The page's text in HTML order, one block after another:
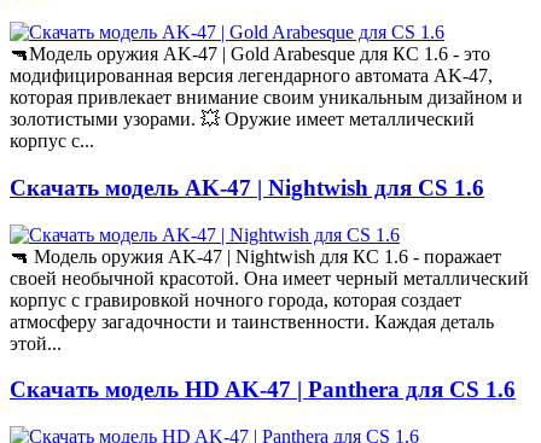
🔫Модель оружия AK-47 | Gold Arabesque для КС 1.6 - это
модифицированная версия легендарного автомата AK-47,
которая привлекает внимание своим уникальным дизайном и
золотистыми узорами. 💥 Оружие имеет металлический
корпус с...
Скачать модель AK-47 | Nightwish для CS 1.6
🔫 Модель оружия AK-47 | Nightwish для КС 1.6 - поражает
своей необычной красотой. Она имеет черный металлический
корпус с гравировкой ночного города, которая создает
атмосферу загадочности и таинственности. Каждая деталь
этой...
Скачать модель HD AK-47 | Panthera для CS 1.6